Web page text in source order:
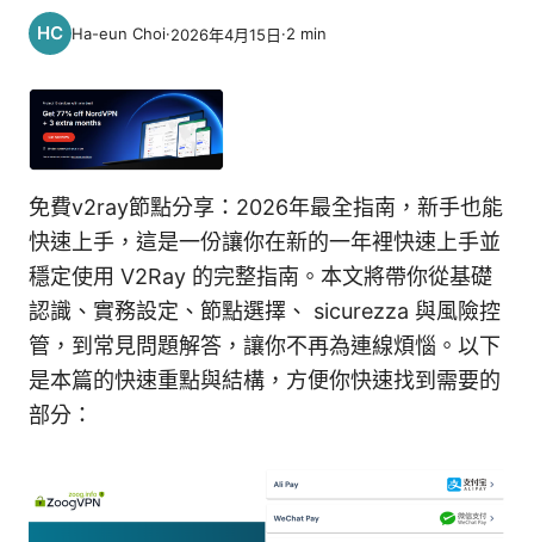
Ha-eun Choi·2026年4月15日·2 min
免費v2ray節點分享：2026年最全指南，新手也能
快速上手，這是一份讓你在新的一年裡快速上手並
穩定使用 V2Ray 的完整指南。本文將帶你從基礎
認識、實務設定、節點選擇、 sicurezza 與風險控
管，到常見問題解答，讓你不再為連線煩惱。以下
是本篇的快速重點與結構，方便你快速找到需要的
部分：